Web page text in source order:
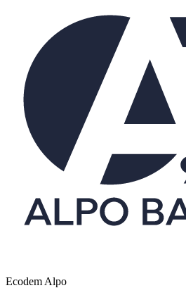
Ecodem Alpo